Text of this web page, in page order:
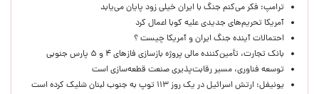
ترامپ: فکر می‌کنم جنگ با ایران خیلی زود پایان می‌یابد
آمریکا تحریم‌های جدیدی علیه کوبا اعمال کرد
احتمالات آینده جنگ ایران و آمریکا چیست ؟
بانک تجارت، تأمین‌کننده مالی پروژه بازسازی فازهای ۴ و ۵ پارس جنوبی
توسعه فناوری، مسیر رقابت‌پذیری صنعت قطعه‌سازی است
یونیفل: ارتش اسرائیل در یک روز ۱۱۳ توپ به جنوب لبنان شلیک کرده است